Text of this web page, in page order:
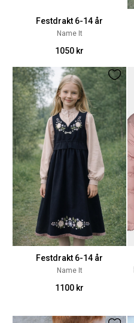
Festdrakt 6-14 år
Name It
1050 kr
Festdrakt 6-14 år
Name It
1100 kr